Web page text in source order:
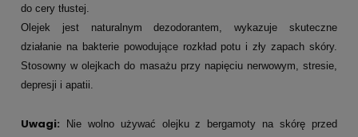
do cery tłustej.
Olejek jest naturalnym dezodorantem, wykazuje skuteczne
działanie na bakterie powodujące rozkład potu i zły zapach skóry.
Stosowny w olejkach do masażu przy napięciu nerwowym, stresie,
depresji i apatii.
Uwagi: Nie wolno używać olejku z bergamoty na skórę przed